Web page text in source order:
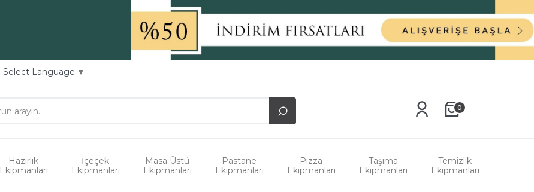
Select Language ▼
0
Hazırlık
Ekipmanları
İçeçek
Ekipmanları
Masa Üstü
Ekipmanları
Pastane
Ekipmanları
Pizza
Ekipmanları
Taşıma
Ekipmanları
Temizlik
Ekipmanları